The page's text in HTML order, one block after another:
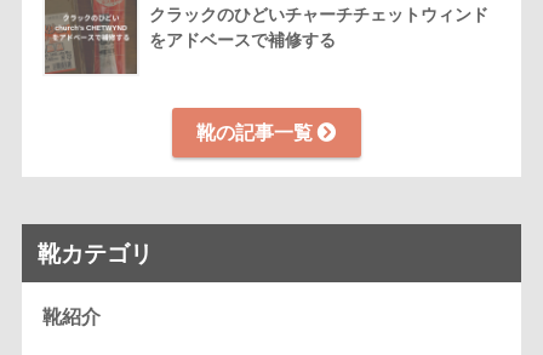
クラックのひどいチャーチチェットウィンド
をアドベースで補修する
靴の記事一覧
靴カテゴリ
靴紹介